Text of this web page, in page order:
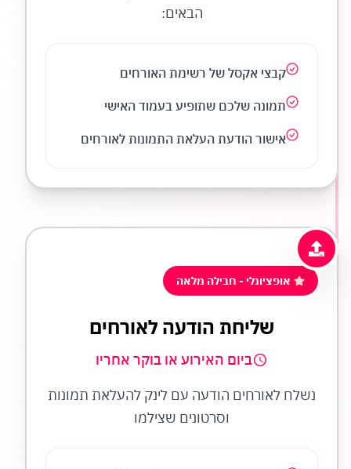
הבאים:
קבצי אקסל של רשימת האורחים
תמונה שלכם שתופיע בעמוד האישי
אישור הודעת העלאת התמונות לאורחים
אופציונלי - חבילה מלאה
שליחת הודעה לאורחים
ביום האירוע או בוקר אחריו
נשלח לאורחים הודעה עם לינק להעלאת תמונות
וסרטונים שצילמו